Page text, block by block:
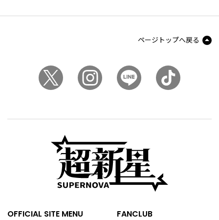
ページトップへ戻る
OFFICIAL SITE MENU FANCLUB